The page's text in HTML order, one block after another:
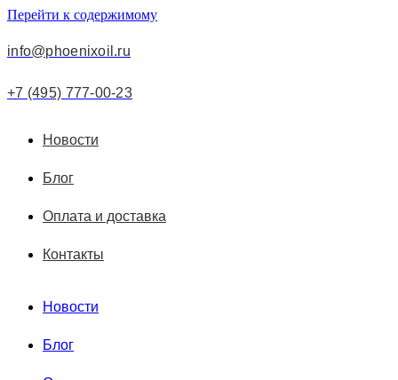
Перейти к содержимому
info@phoenixoil.ru
+7 (495) 777-00-23
Новости
Блог
Оплата и доставка
Контакты
Новости
Блог